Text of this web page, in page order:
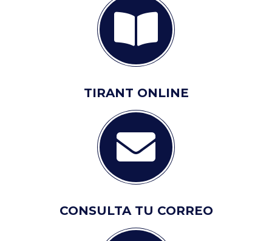
TIRANT ONLINE
CONSULTA TU CORREO